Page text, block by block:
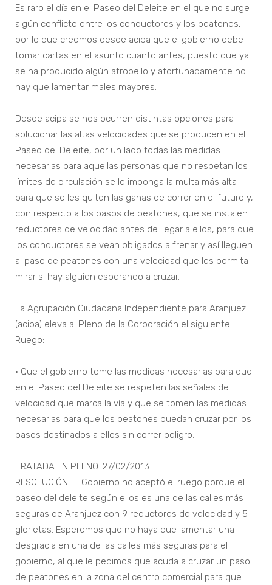
Es raro el día en el Paseo del Deleite en el que no surge
algún conflicto entre los conductores y los peatones,
por lo que creemos desde acipa que el gobierno debe
tomar cartas en el asunto cuanto antes, puesto que ya
se ha producido algún atropello y afortunadamente no
hay que lamentar males mayores.
Desde acipa se nos ocurren distintas opciones para
solucionar las altas velocidades que se producen en el
Paseo del Deleite, por un lado todas las medidas
necesarias para aquellas personas que no respetan los
límites de circulación se le imponga la multa más alta
para que se les quiten las ganas de correr en el futuro y,
con respecto a los pasos de peatones, que se instalen
reductores de velocidad antes de llegar a ellos, para que
los conductores se vean obligados a frenar y así lleguen
al paso de peatones con una velocidad que les permita
mirar si hay alguien esperando a cruzar.
La Agrupación Ciudadana Independiente para Aranjuez
(acipa) eleva al Pleno de la Corporación el siguiente
Ruego:
• Que el gobierno tome las medidas necesarias para que
en el Paseo del Deleite se respeten las señales de
velocidad que marca la vía y que se tomen las medidas
necesarias para que los peatones puedan cruzar por los
pasos destinados a ellos sin correr peligro.
TRATADA EN PLENO: 27/02/2013
RESOLUCIÓN: El Gobierno no aceptó el ruego porque el
paseo del deleite según ellos es una de las calles más
seguras de Aranjuez con 9 reductores de velocidad y 5
glorietas. Esperemos que no haya que lamentar una
desgracia en una de las calles más seguras para el
gobierno, al que le pedimos que acuda a cruzar un paso
de peatones en la zona del centro comercial para que